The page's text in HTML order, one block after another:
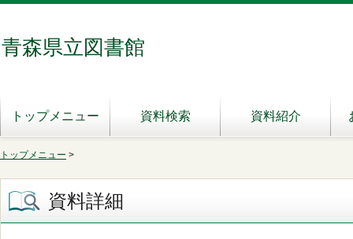
青森県立図書館
トップメニュー 資料検索 資料紹介
トップメニュー >
資料詳細